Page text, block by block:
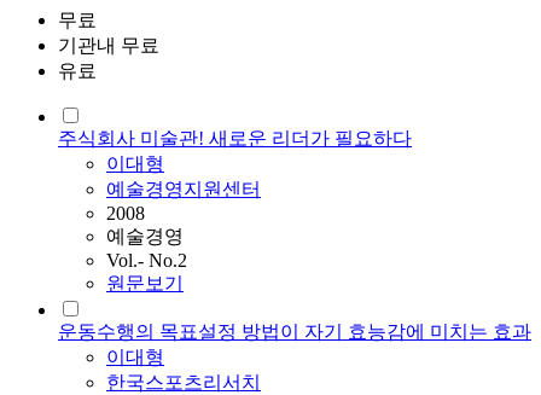
무료
기관내 무료
유료
주식회사 미술관! 새로운 리더가 필요하다
이대형
예술경영지원센터
2008
예술경영
Vol.- No.2
원문보기
운동수행의 목표설정 방법이 자기 효능감에 미치는 효과
이대형
한국스포츠리서치